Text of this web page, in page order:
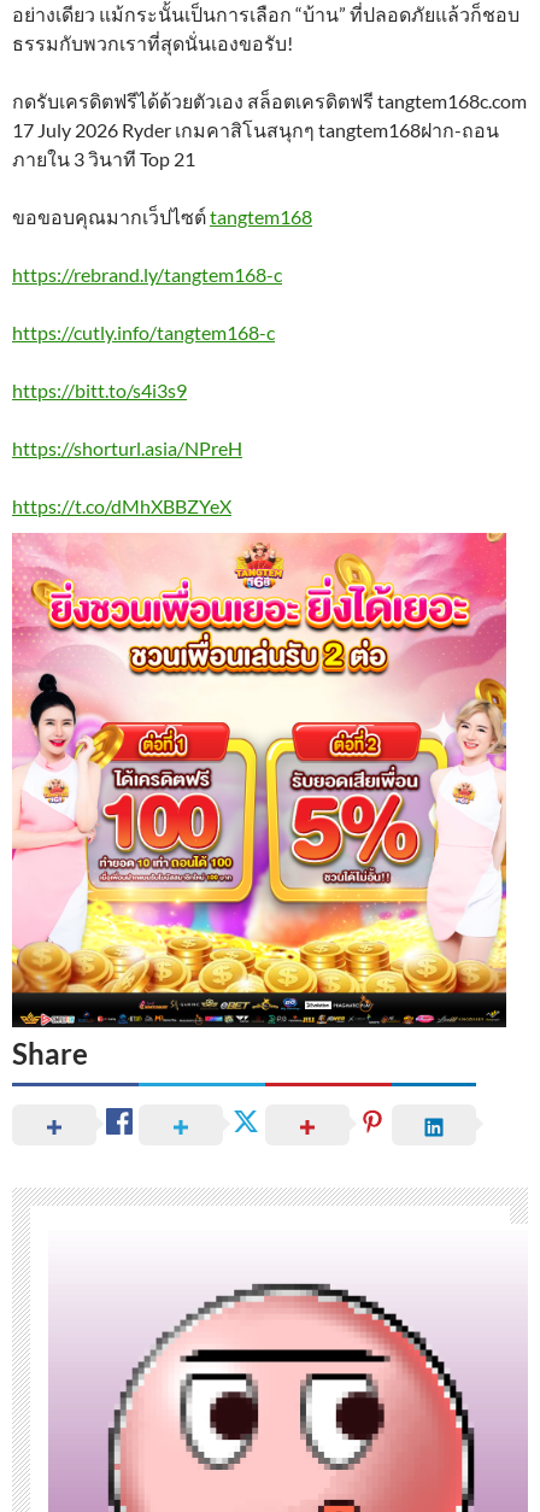
อย่างเดียว แม้กระนั้นเป็นการเลือก “บ้าน” ที่ปลอดภัยแล้วก็ชอบ
ธรรมกับพวกเราที่สุดนั่นเองขอรับ!
กดรับเครดิตฟรีได้ด้วยตัวเอง สล็อตเครดิตฟรี tangtem168c.com
17 July 2026 Ryder เกมคาสิโนสนุกๆ tangtem168ฝาก-ถอน
ภายใน 3 วินาที Top 21
ขอขอบคุณมากเว็ปไซต์tangtem168
https://rebrand.ly/tangtem168-c
https://cutly.info/tangtem168-c
https://bitt.to/s4i3s9
https://shorturl.asia/NPreH
https://t.co/dMhXBBZYeX
Share